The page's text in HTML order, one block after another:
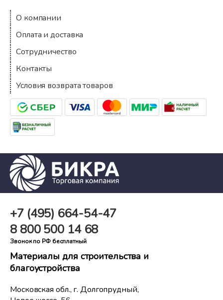
О компании
Оплата и доставка
Сотрудничество
Контакты
Условия возврата товаров
+7 (495) 664-54-47
8 800500 14 68
Звонок по РФ бесплатный
Материалы для строительства и
благоустройства
Московская обл., г. Долгопрудный,